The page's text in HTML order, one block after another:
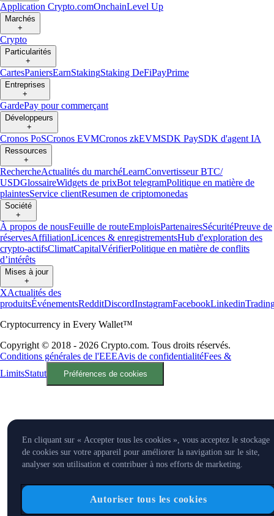
Application Crypto.comOnchainLevel Up
Marchés
+
Crypto
Particularités
+
CartesPaniersEarnStakingStaking DeFiPayPrime
Entreprises
+
GardePay pour commerçant
Développeurs
+
Cronos PoSCronos EVMCronos zkEVMSDK PaySDK d'agent IA
Ressources
+
RechercheActualités du marchéLearnConvertisseur BTC/
USDGlossaireWidgets de prixBot telegramPolitique en matière de
plaintesService clientResumen de criptomonedas
Société
+
À propos de nousFeuille de routeEmploisPartenairesSécuritéPreuve de
réservesAffiliationLicences & enregistrementsHub d'exploration des
crypto-actifsClimatCapitalVérifierPolitique en matière de conflits
d’intérêts
Mises à jour
+
XActualités des
produitsÉvénementsRedditDiscordInstagramFacebookLinkedin
Cryptocurrency in Every Wallet™
Copyright © 2018 - 2026 Crypto.com. Tous droits réservés.
Conditions générales de l'EEEAvis de confidentialitéFees &
LimitsStatut Préférences de cookies
En cliquant sur « Accepter tous les cookies », vous acceptez le stockage
de cookies sur votre appareil pour améliorer la navigation sur le site,
analyser son utilisation et contribuer à nos efforts de marketing.
Autoriser tous les cookies